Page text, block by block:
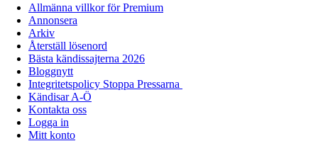
Allmänna villkor för Premium
Annonsera
Arkiv
Återställ lösenord
Bästa kändissajterna 2026
Bloggnytt
Integritetspolicy Stoppa Pressarna
Kändisar A-Ö
Kontakta oss
Logga in
Mitt konto